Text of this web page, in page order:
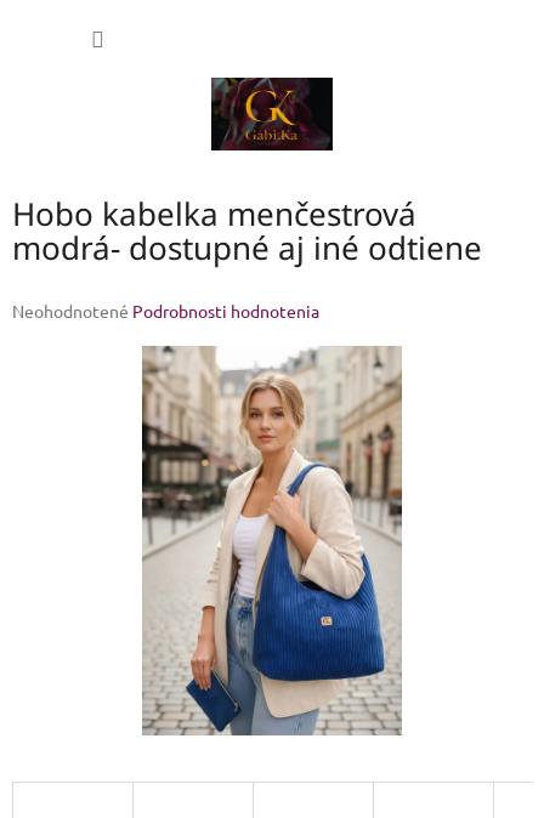
Hobo kabelka menčestrová
modrá- dostupné aj iné odtiene
Priemerné
Neohodnotené Podrobnosti hodnotenia